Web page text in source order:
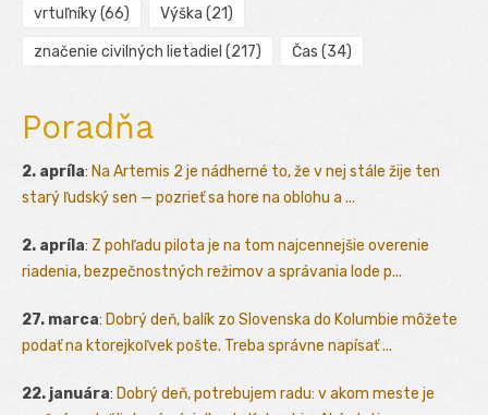
vrtuľníky(66) Výška (21)
značenie civilných lietadiel (217) Čas (34)
Poradňa
2. apríla: Na Artemis 2 je nádherné to, že v nej stále žije ten
starý ľudský sen — pozrieť sa hore na oblohu a ...
2. apríla: Z pohľadu pilota je na tom najcennejšie overenie
riadenia, bezpečnostných režimov a správania lode p...
27. marca: Dobrý deň, balík zo Slovenska do Kolumbie môžete
podať na ktorejkoľvek pošte. Treba správne napísať ...
22. januára: Dobrý deň, potrebujem radu: v akom meste je